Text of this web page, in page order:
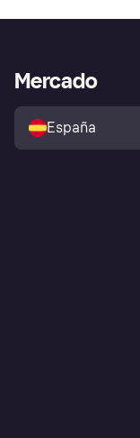
Mercado
España